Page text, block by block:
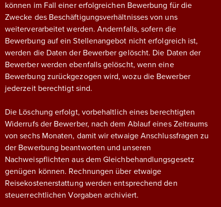
können im Fall einer erfolgreichen Bewerbung für die
Zwecke des Beschäftigungsverhältnisses von uns
weiterverarbeitet werden. Andernfalls, sofern die
Bewerbung auf ein Stellenangebot nicht erfolgreich ist,
werden die Daten der Bewerber gelöscht. Die Daten der
Bewerber werden ebenfalls gelöscht, wenn eine
Bewerbung zurückgezogen wird, wozu die Bewerber
jederzeit berechtigt sind.
Die Löschung erfolgt, vorbehaltlich eines berechtigten
Widerrufs der Bewerber, nach dem Ablauf eines Zeitraums
von sechs Monaten, damit wir etwaige Anschlussfragen zu
der Bewerbung beantworten und unseren
Nachweispflichten aus dem Gleichbehandlungsgesetz
genügen können. Rechnungen über etwaige
Reisekostenerstattung werden entsprechend den
steuerrechtlichen Vorgaben archiviert.